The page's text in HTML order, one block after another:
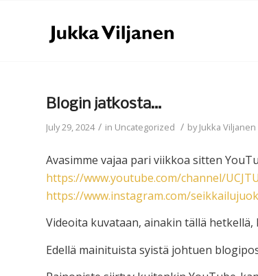
Blogin jatkosta…
July 29, 2024 / in Uncategorized / byJukka Viljanen
Avasimme vajaa pari viikkoa sitten
https://www.youtube.com/channel/
https://www.instagram.com/
Videoita kuvataan, ainakin tällä hetkellä,
Edellä mainituista syistä johtuen